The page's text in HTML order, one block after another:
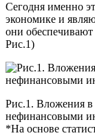
Сегодня именно
экономике и
они обеспечивают
Рис.1)
Рис.1. Вложения в
нефинансовыми
*На основе